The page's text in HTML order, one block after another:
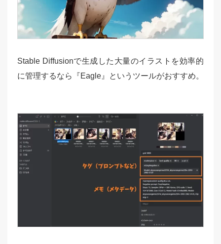
Stable Diffusionで生成した大量のイラストを効率的
に管理するなら『Eagle』というツールがおすすめ。